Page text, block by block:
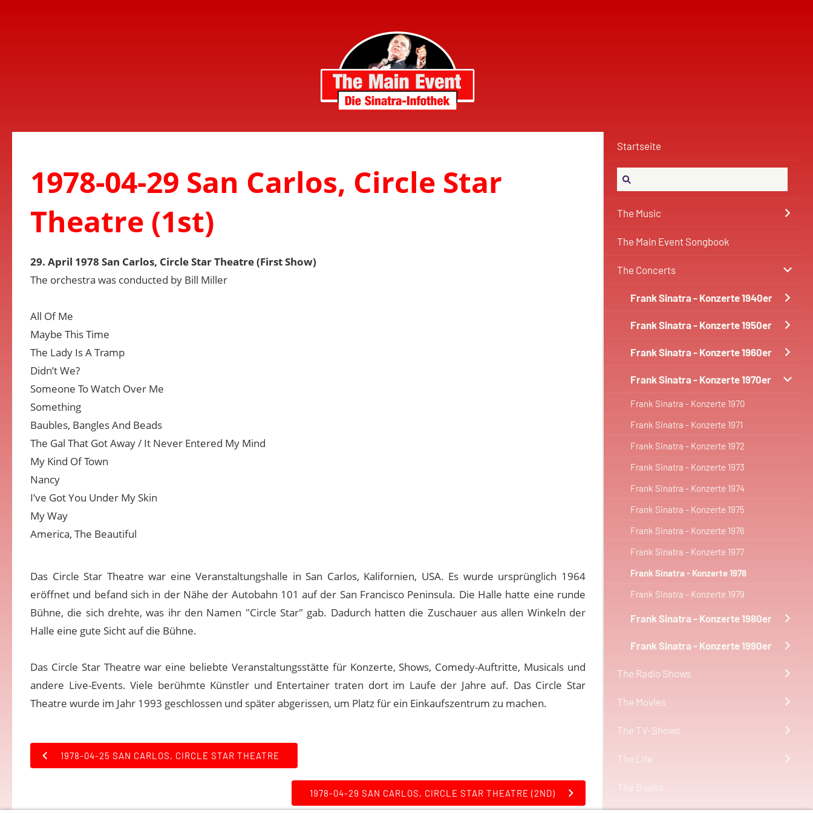
Startseite
The Music
The Main Event Songbook
The Concerts
Frank Sinatra - Konzerte 1940er
Frank Sinatra - Konzerte 1950er
Frank Sinatra - Konzerte 1960er
Frank Sinatra - Konzerte 1970er
Frank Sinatra - Konzerte 1970
Frank Sinatra - Konzerte 1971
Frank Sinatra - Konzerte 1972
Frank Sinatra - Konzerte 1973
Frank Sinatra - Konzerte 1974
Frank Sinatra - Konzerte 1975
Frank Sinatra - Konzerte 1976
Frank Sinatra - Konzerte 1977
Frank Sinatra - Konzerte 1978
Frank Sinatra - Konzerte 1979
Frank Sinatra - Konzerte 1980er
Frank Sinatra - Konzerte 1990er
The Radio Shows
The Movies
The TV-Shows
The Life
The Books
1978-04-29 San Carlos, Circle Star
Theatre (1st)
29. April 1978 San Carlos, Circle Star Theatre (First Show)
The orchestra was conducted by Bill Miller
All Of Me
Maybe This Time
The Lady Is A Tramp
Didn’t We?
Someone To Watch Over Me
Something
Baubles, Bangles And Beads
The Gal That Got Away / It Never Entered My Mind
My Kind Of Town
Nancy
I’ve Got You Under My Skin
My Way
America, The Beautiful
Das Circle Star Theatre war eine Veranstaltungshalle in San Carlos, Kalifornien, USA. Es wurde ursprünglich 1964
eröffnet und befand sich in der Nähe der Autobahn 101 auf der San Francisco Peninsula. Die Halle hatte eine runde
Bühne, die sich drehte, was ihr den Namen "Circle Star" gab. Dadurch hatten die Zuschauer aus allen Winkeln der
Halle eine gute Sicht auf die Bühne.
Das Circle Star Theatre war eine beliebte Veranstaltungsstätte für Konzerte, Shows, Comedy-Auftritte, Musicals und
andere Live-Events. Viele berühmte Künstler und Entertainer traten dort im Laufe der Jahre auf. Das Circle Star
Theatre wurde im Jahr 1993 geschlossen und später abgerissen, um Platz für ein Einkaufszentrum zu machen.
1978-04-25 SAN CARLOS, CIRCLE STAR THEATRE
1978-04-29 SAN CARLOS, CIRCLE STAR THEATRE (2ND)